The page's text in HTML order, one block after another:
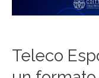
Teleco